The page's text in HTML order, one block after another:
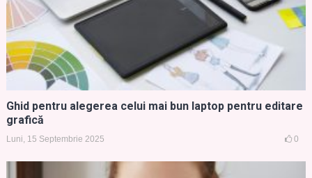
Ghid pentru alegerea celui mai bun laptop pentru editare
grafică
Luni, 15 Septembrie 2025 0